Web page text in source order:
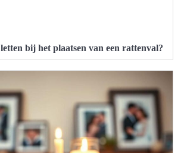
bij het plaatsen van een rattenval?